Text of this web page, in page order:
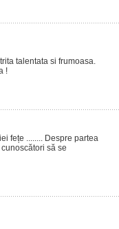
talentata si frumoasa.
!
fețe ........ Despre partea
să se